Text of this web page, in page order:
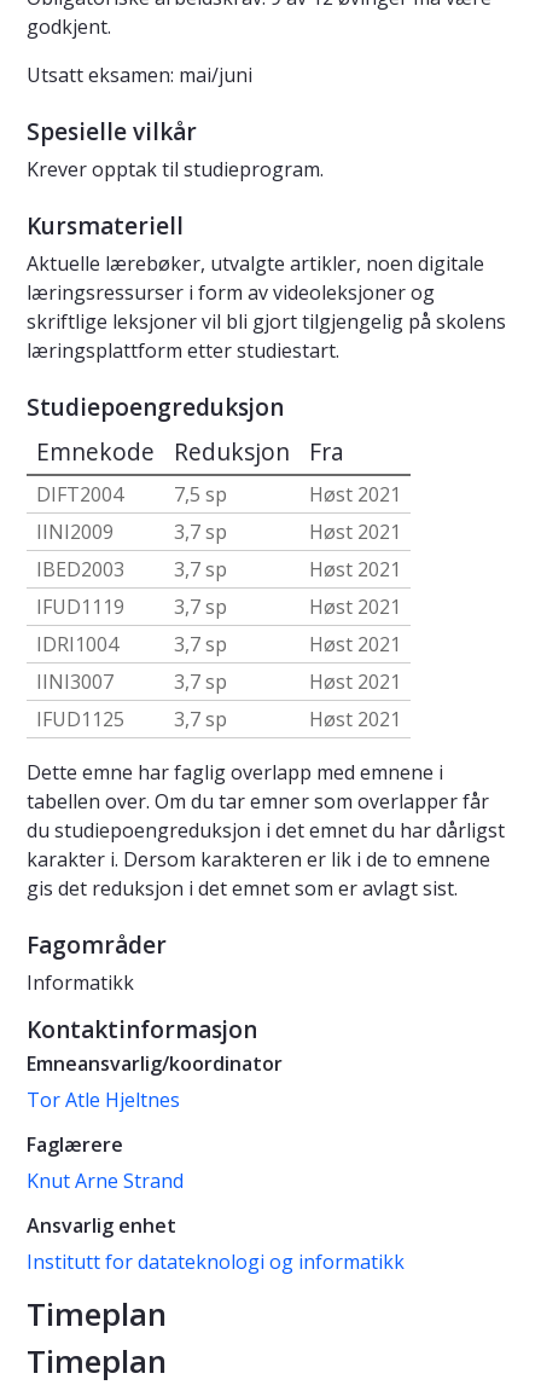
godkjent.
Utsatt eksamen: mai/juni
Spesielle vilkår
Krever opptak til studieprogram.
Kursmateriell
Aktuelle lærebøker, utvalgte artikler, noen digitale
læringsressurser i form av videoleksjoner og
skriftlige leksjoner vil bli gjort tilgjengelig på skolens
læringsplattform etter studiestart.
Studiepoengreduksjon
Emnekode Reduksjon Fra
DIFT2004 7,5 sp
Høst 2021
IINI2009
3,7 sp
Høst 2021
IBED2003
3,7 sp
Høst 2021
IFUD1119
3,7 sp
Høst 2021
IDRI1004
3,7 sp
Høst 2021
IINI3007
3,7 sp
Høst 2021
IFUD1125
3,7 sp
Høst 2021
Dette emne har faglig overlapp med emnene i
tabellen over. Om du tar emner som overlapper får
du studiepoengreduksjon i det emnet du har dårligst
karakter i. Dersom karakteren er lik i de to emnene
gis det reduksjon i det emnet som er avlagt sist.
Fagområder
Informatikk
Kontaktinformasjon
Emneansvarlig/koordinator
Tor Atle Hjeltnes
Faglærere
Knut Arne Strand
Ansvarlig enhet
Institutt for datateknologi og informatikk
Timeplan
Timeplan